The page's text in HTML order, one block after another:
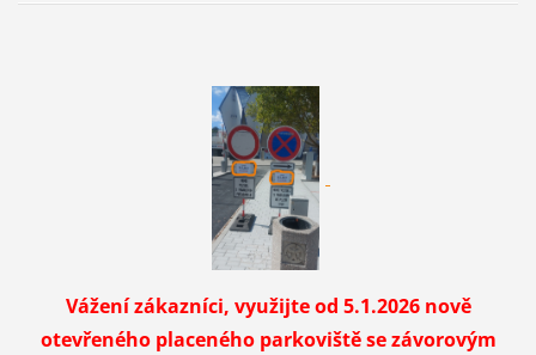
Vážení zákazníci, využijte od 5.1.2026 nově
otevřeného placeného parkoviště se závorovým